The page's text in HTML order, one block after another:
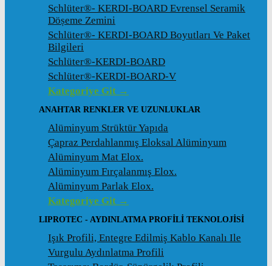
Schlüter®- KERDI-BOARD Evrensel Seramik
Döșeme Zemini
Schlüter®- KERDI-BOARD Boyutları Ve Paket
Bilgileri
Schlüter®-KERDI-BOARD
Schlüter®-KERDI-BOARD-V
Kategoriye Git →
ANAHTAR RENKLER VE UZUNLUKLAR
Alüminyum Strüktür Yapıda
Çapraz Perdahlanmış Eloksal Alüminyum
Alüminyum Mat Elox.
Alüminyum Fırçalanmış Elox.
Alüminyum Parlak Elox.
Kategoriye Git →
LIPROTEC - AYDINLATMA PROFILI TEKNOLOJISI
Işık Profili, Entegre Edilmiş Kablo Kanalı Ile
Vurgulu Aydınlatma Profili